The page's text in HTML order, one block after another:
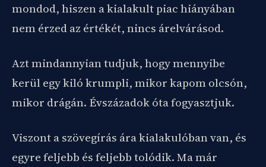
mondod, hiszen a kialakult piac hiányában
nem érzed az értékét, nincs árelvárásod.
Azt mindannyian tudjuk, hogy mennyibe
kerül egy kiló krumpli, mikor kapom olcsón,
mikor drágán. Évszázadok óta fogyasztjuk.
Viszont a szövegírás ára kialakulóban van, és
egyre feljebb és feljebb tolódik. Ma már